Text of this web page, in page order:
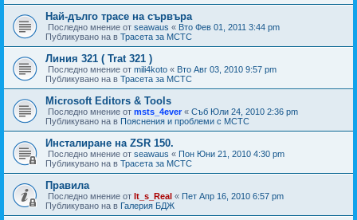
Най-дълго трасе на сървъра
Последно мнение от seawaus « Вто Фев 01, 2011 3:44 pm
Публикувано на в Трасета за МСТС
Линия 321 ( Trat 321 )
Последно мнение от mili4koto « Вто Авг 03, 2010 9:57 pm
Публикувано на в Трасета за МСТС
Microsoft Editors & Tools
Последно мнение от msts_4ever « Съб Юли 24, 2010 2:36 pm
Публикувано на в Пояснения и проблеми с МСТС
Инсталиране на ZSR 150.
Последно мнение от seawaus « Пон Юни 21, 2010 4:30 pm
Публикувано на в Трасета за МСТС
Правила
Последно мнение от It_s_Real « Пет Апр 16, 2010 6:57 pm
Публикувано на в Галерия БДЖ